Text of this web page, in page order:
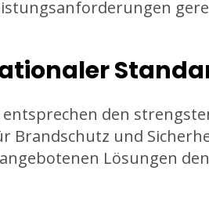
entsprechen den
Brandschutz und
Lösungen